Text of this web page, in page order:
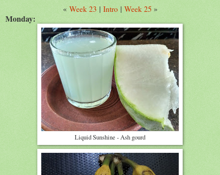
« Week 23 | Intro| Week 25 »
Monday:
Liquid Sunshine - Ash gourd